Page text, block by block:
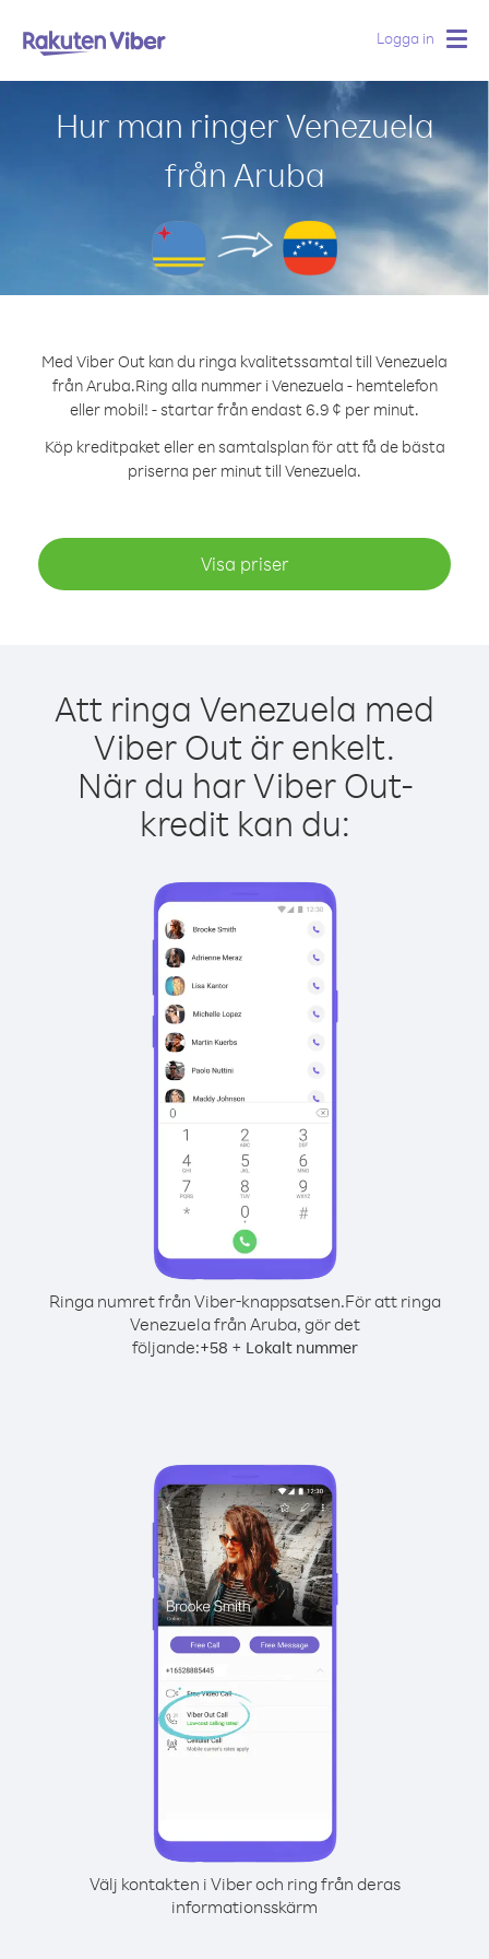
Logga in
Hur man ringer Venezuela
från Aruba
Med Viber Out kan du ringa kvalitetssamtal till Venezuela
från Aruba.Ring alla nummer i Venezuela - hemtelefon
eller mobil! - startar från endast 6.9 ¢ per minut.
Köp kreditpaket eller en samtalsplan för att få de bästa
priserna per minut till Venezuela.
Visa priser
Att ringa Venezuela med
Viber Out är enkelt.
När du har Viber Out-
kredit kan du:
Ringa numret från Viber-knappsatsen.För att ringa
Venezuela från Aruba, gör det
följande:+58 + Lokalt nummer
Välj kontakten i Viber och ring från deras
informationsskärm